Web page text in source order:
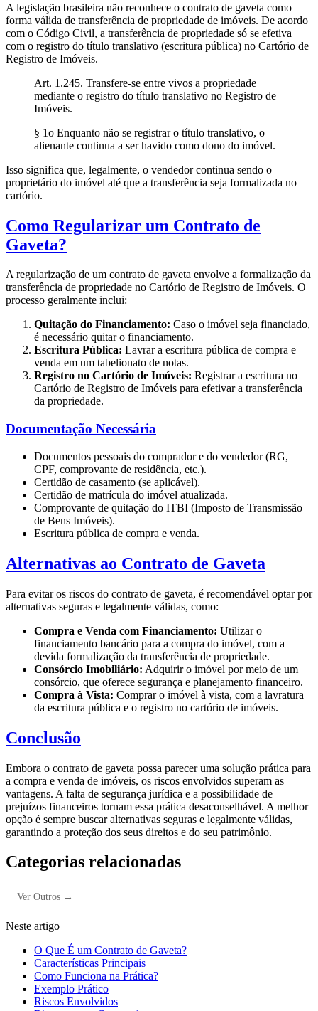
A legislação brasileira não reconhece o contrato de gaveta como
forma válida de transferência de propriedade de imóveis. De acordo
com o Código Civil, a transferência de propriedade só se efetiva
com o registro do título translativo (escritura pública) no Cartório de
Registro de Imóveis.
Art. 1.245. Transfere-se entre vivos a propriedade
mediante o registro do título translativo no Registro de
Imóveis.
§ 1o Enquanto não se registrar o título translativo, o
alienante continua a ser havido como dono do imóvel.
Isso significa que, legalmente, o vendedor continua sendo o
proprietário do imóvel até que a transferência seja formalizada no
cartório.
Como Regularizar um Contrato de
Gaveta?
A regularização de um contrato de gaveta envolve a formalização da
transferência de propriedade no Cartório de Registro de Imóveis. O
processo geralmente inclui:
Quitação do Financiamento: Caso o imóvel seja financiado,
é necessário quitar o financiamento.
Escritura Pública: Lavrar a escritura pública de compra e
venda em um tabelionato de notas.
Registro no Cartório de Imóveis: Registrar a escritura no
Cartório de Registro de Imóveis para efetivar a transferência
da propriedade.
Documentação Necessária
Documentos pessoais do comprador e do vendedor (RG,
CPF, comprovante de residência, etc.).
Certidão de casamento (se aplicável).
Certidão de matrícula do imóvel atualizada.
Comprovante de quitação do ITBI (Imposto de Transmissão
de Bens Imóveis).
Escritura pública de compra e venda.
Alternativas ao Contrato de Gaveta
Para evitar os riscos do contrato de gaveta, é recomendável optar por
alternativas seguras e legalmente válidas, como:
Compra e Venda com Financiamento: Utilizar o
financiamento bancário para a compra do imóvel, com a
devida formalização da transferência de propriedade.
Consórcio Imobiliário: Adquirir o imóvel por meio de um
consórcio, que oferece segurança e planejamento financeiro.
Compra à Vista: Comprar o imóvel à vista, com a lavratura
da escritura pública e o registro no cartório de imóveis.
Conclusão
Embora o contrato de gaveta possa parecer uma solução prática para
a compra e venda de imóveis, os riscos envolvidos superam as
vantagens. A falta de segurança jurídica e a possibilidade de
prejuízos financeiros tornam essa prática desaconselhável. A melhor
opção é sempre buscar alternativas seguras e legalmente válidas,
garantindo a proteção dos seus direitos e do seu patrimônio.
Categorias relacionadas
Ver Outros →
Neste artigo
O Que É um Contrato de Gaveta?
Características Principais
Como Funciona na Prática?
Exemplo Prático
Riscos Envolvidos